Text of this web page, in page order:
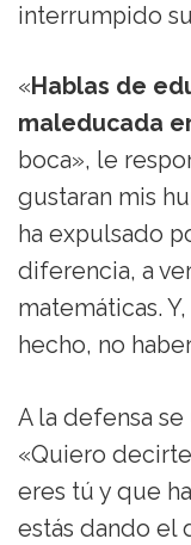
interrumpido
«Hablas de
maleducada
boca», le
gustaran mis
ha expulsado
diferencia, a
matemáticas.
hecho, no
A la defensa
«Quiero
eres tú y que
estás dando el